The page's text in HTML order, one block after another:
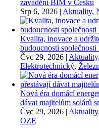
zavádění BIM v Česku
Srp 6, 2026 | Aktuality,
Kvalita, inovace a
budoucnosti
Čvc 29, 2026 |
Elektrotechnický,
Nová éra domácí
dávat majitelům solárů
Čvc 29, 2026 |
OZE